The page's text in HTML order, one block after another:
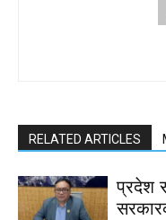
RELATED ARTICLES
प्रदेश